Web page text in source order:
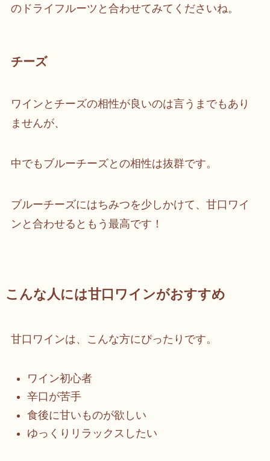
のドライフルーツと合わせてみてくださいね。
チーズ
ワインとチーズの相性が良いのは言うまでもあり
ませんが、
中でもブルーチーズとの相性は抜群です。
ブルーチーズにはちみつを少しかけて、甘口ワイ
ンと合わせるともう最高です！
こんな人には甘口ワインがおすすめ
甘口ワインは、こんな方にぴったりです。
ワイン初心者
辛口が苦手
食後に甘いものが欲しい
ゆっくりリラックスしたい